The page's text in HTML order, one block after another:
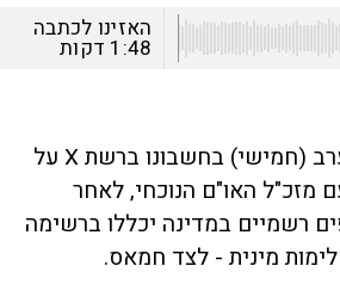
האזינו לכתבה
1:48 דקות
משרד החוץ הכריז הערב (חמישי) בחשבונו ברשת X על
מזכ"ל האו"ם הנוכחי, לאחר
רשמיים במדינה יכללו ברשימה
מינית - לצד חמאס.